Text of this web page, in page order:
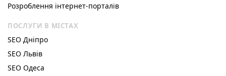
Розроблення інтернет-порталів
ПОСЛУГИ В МІСТАХ
SEO Дніпро
SEO Львів
SEO Одеса